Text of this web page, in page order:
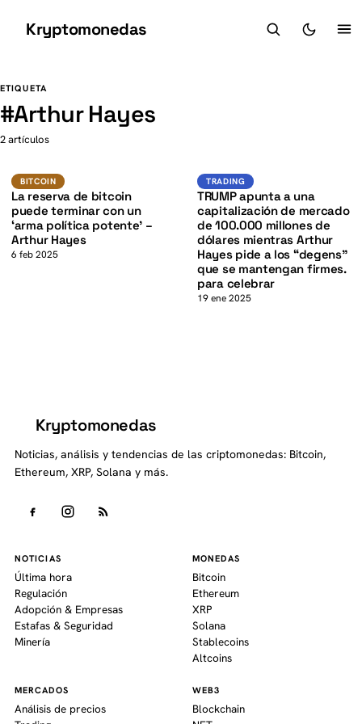
Kryptomonedas
ETIQUETA
#Arthur Hayes
2 artículos
BITCOINBTC
K
BITCOIN
La reserva de bitcoin
puede terminar con un
‘arma política potente’ –
Arthur Hayes
6 feb 2025
Trading
TRADING
TRUMP apunta a una
capitalización de mercado
de 100.000 millones de
dólares mientras Arthur
Hayes pide a los “degens”
que se mantengan firmes.
para celebrar
19 ene 2025
Kryptomonedas
Noticias, análisis y tendencias de las criptomonedas: Bitcoin,
Ethereum, XRP, Solana y más.
NOTICIAS
Última hora
Regulación
Adopción & Empresas
Estafas & Seguridad
Minería
MONEDAS
Bitcoin
Ethereum
XRP
Solana
Stablecoins
Altcoins
MERCADOS
Análisis de precios
WEB3
Blockchain